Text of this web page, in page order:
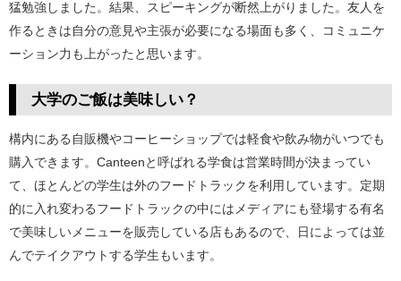
猛勉強しました。結果、スピーキングが断然上がりました。友人を
作るときは自分の意見や主張が必要になる場面も多く、コミュニケ
ーション力も上がったと思います。
大学のご飯は美味しい？
構内にある自販機やコーヒーショップでは軽食や飲み物がいつでも
購入できます。Canteenと呼ばれる学食は営業時間が決まってい
て、ほとんどの学生は外のフードトラックを利用しています。定期
的に入れ変わるフードトラックの中にはメディアにも登場する有名
で美味しいメニューを販売している店もあるので、日によっては並
んでテイクアウトする学生もいます。